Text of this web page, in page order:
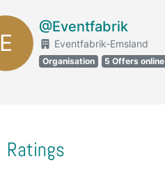
E
@Eventfabrik
Eventfabrik-Emsland
Organisation 5 Offers online
Ratings